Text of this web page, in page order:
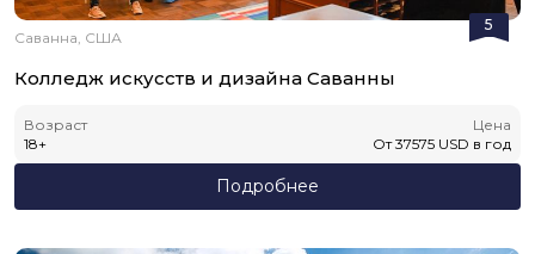
5
Саванна, США
Колледж искусств и дизайна Саванны
Возраст
18+
Цена
От 37575 USD в год
Подробнее